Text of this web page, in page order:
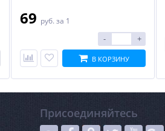
69 руб. за 1
- +
В КОРЗИНУ
Присоединяйтесь